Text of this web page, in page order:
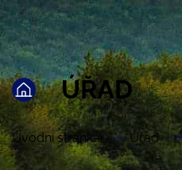
ÚŘAD
Úvodní stránka Úřad